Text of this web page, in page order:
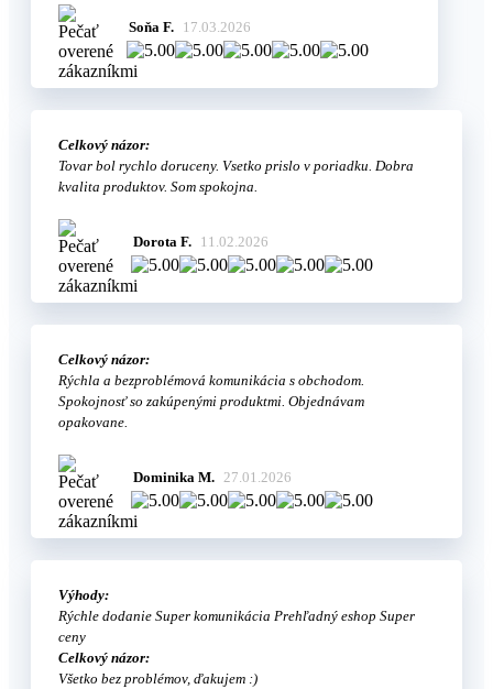
Soňa F. 17.03.2026
Celkový názor:
Tovar bol rychlo doruceny. Vsetko prislo v poriadku. Dobra
kvalita produktov. Som spokojna.
Dorota F. 11.02.2026
Celkový názor:
Rýchla a bezproblémová komunikácia s obchodom.
Spokojnosť so zakúpenými produktmi. Objednávam
opakovane.
Dominika M. 27.01.2026
Výhody:
Rýchle dodanie Super komunikácia Prehľadný eshop Super
ceny
Celkový názor:
Všetko bez problémov, ďakujem :)